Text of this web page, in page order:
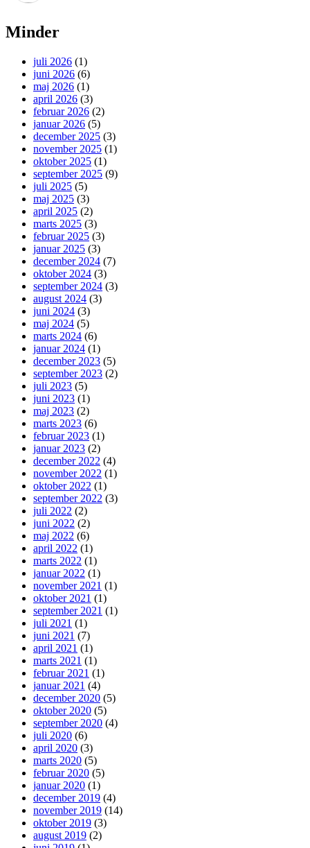
Minder
juli 2026 (1)
juni 2026 (6)
maj 2026 (1)
april 2026 (3)
februar 2026 (2)
januar 2026 (5)
december 2025 (3)
november 2025 (1)
oktober 2025 (1)
september 2025 (9)
juli 2025 (5)
maj 2025 (3)
april 2025 (2)
marts 2025 (3)
februar 2025 (3)
januar 2025 (3)
december 2024 (7)
oktober 2024 (3)
september 2024 (3)
august 2024 (3)
juni 2024 (3)
maj 2024 (5)
marts 2024 (6)
januar 2024 (1)
december 2023 (5)
september 2023 (2)
juli 2023 (5)
juni 2023 (1)
maj 2023 (2)
marts 2023 (6)
februar 2023 (1)
januar 2023 (2)
december 2022 (4)
november 2022 (1)
oktober 2022 (1)
september 2022 (3)
juli 2022 (2)
juni 2022 (2)
maj 2022 (6)
april 2022 (1)
marts 2022 (1)
januar 2022 (1)
november 2021 (1)
oktober 2021 (1)
september 2021 (1)
juli 2021 (1)
juni 2021 (7)
april 2021 (1)
marts 2021 (1)
februar 2021 (1)
januar 2021 (4)
december 2020 (5)
oktober 2020 (5)
september 2020 (4)
juli 2020 (6)
april 2020 (3)
marts 2020 (5)
februar 2020 (5)
januar 2020 (1)
december 2019 (4)
november 2019 (14)
oktober 2019 (3)
august 2019 (2)